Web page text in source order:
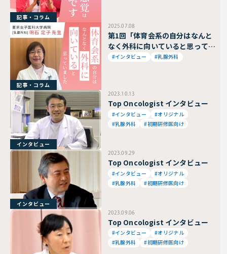
記事・コラム
2025.07.08
第1回「体育会系の自分はなんと
なく外科に向いていると思ってい
ました」東京女子医科大学病院
#インタビュー #乳腺外科
記事・コラム
2023.10.13
Top Oncologist インタビュー
#インタビュー
#オリジナル
#乳腺外科
#初期研修医向け
インタビュー
2023.09.29
Top Oncologist インタビュー
#インタビュー
#オリジナル
#乳腺外科
#初期研修医向け
インタビュー
2023.09.06
Top Oncologist インタビュー
#インタビュー
#オリジナル
#乳腺外科
#初期研修医向け